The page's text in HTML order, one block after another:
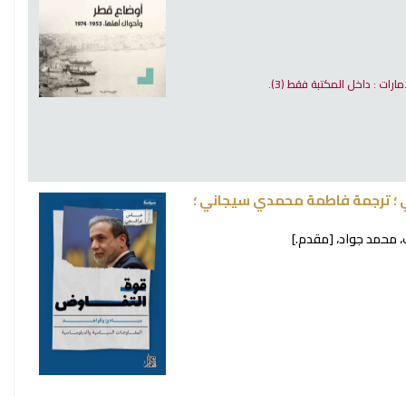
: داخل المكتبة فقط(3).
؛ ترجمة فاطمة محمدي سيجاني ؛
محمد جواد،[مقدم.]